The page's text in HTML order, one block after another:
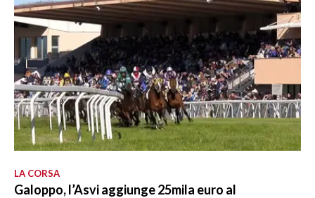
LA CORSA
Galoppo, l’Asvi aggiunge 25mila euro al